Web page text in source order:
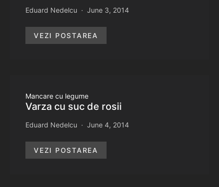
Eduard Nedelcu June 3, 2014
VEZI POSTAREA
Mancare cu legume
Varza cu suc de rosii
Eduard Nedelcu June 4, 2014
VEZI POSTAREA